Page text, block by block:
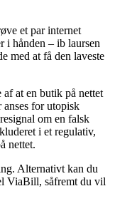
et par internet
i hånden – ib laursen
med at få den laveste
at en butik på nettet
anses for utopisk
om en falsk
i et regulativ,
nettet.
Alternativt kan du
ViaBill, såfremt du vil